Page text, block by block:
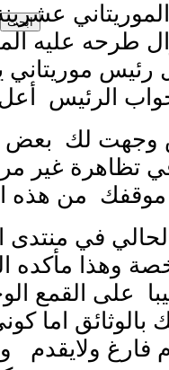
عليه
رئيس
وجهت لك بعض
تظاهرة غير
موقفك من هذه
في منتدى
وهذا مأكده
على القمع
بالوثائق اما
ولايقدم